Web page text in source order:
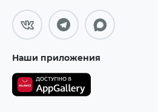
Наши приложения